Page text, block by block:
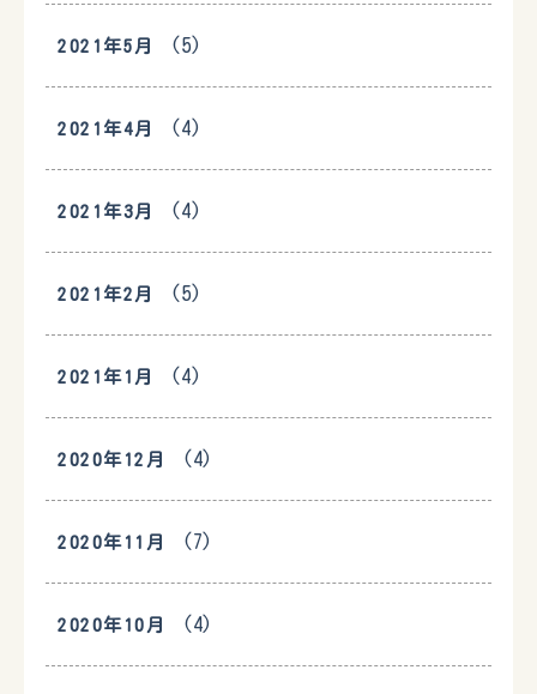
2021年5月 (5)
2021年4月 (4)
2021年3月 (4)
2021年2月 (5)
2021年1月 (4)
2020年12月 (4)
2020年11月 (7)
2020年10月 (4)